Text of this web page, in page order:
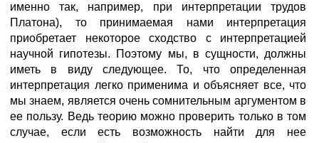
именно так, например, при интерпретации трудов
Платона), то принимаемая нами интерпретация
приобретает некоторое сходство с интерпретацией
научной гипотезы. Поэтому мы, в сущности, должны
иметь в виду следующее. То, что определенная
интерпретация легко применима и объясняет все, что
мы знаем, является очень сомнительным аргументом в
ее пользу. Ведь теорию можно проверить только в том
случае, если есть возможность найти для нее